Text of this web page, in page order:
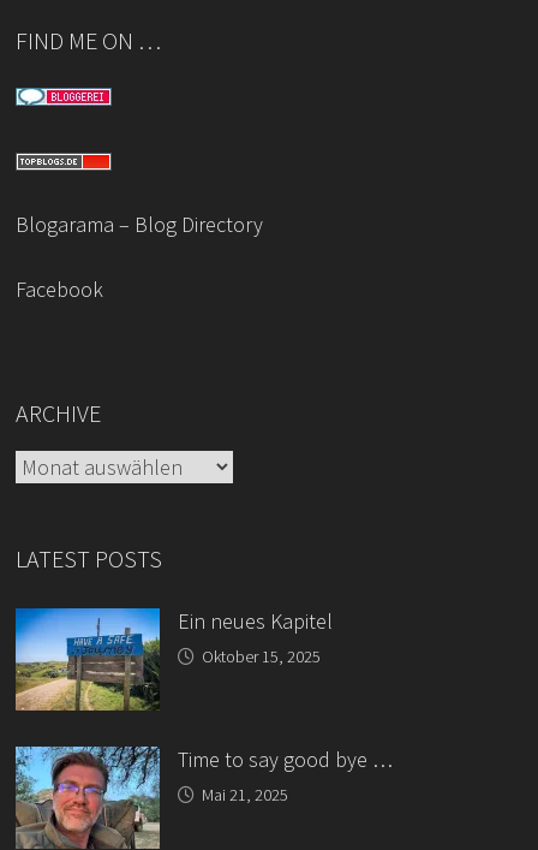
FIND ME ON …
Blogarama – Blog Directory
Facebook
ARCHIVE
Archive
LATEST POSTS
Ein neues Kapitel
Oktober 15, 2025
Time to say good bye …
Mai 21, 2025